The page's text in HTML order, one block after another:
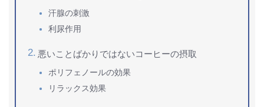
汗腺の刺激
利尿作用
悪いことばかりではないコーヒーの摂取
ポリフェノールの効果
リラックス効果